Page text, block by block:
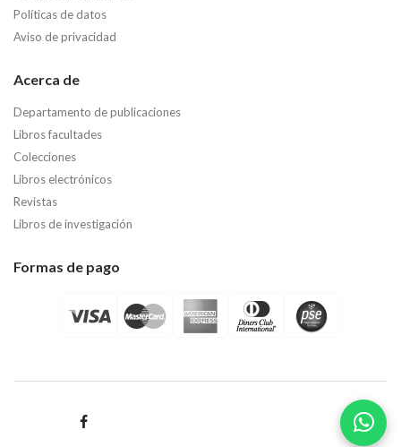
Políticas de datos
Aviso de privacidad
Acerca de
Departamento de publicaciones
Libros facultades
Colecciones
Libros electrónicos
Revistas
Libros de investigación
Formas de pago